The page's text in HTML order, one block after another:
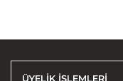
ÜYELİK İŞLEMLERİ